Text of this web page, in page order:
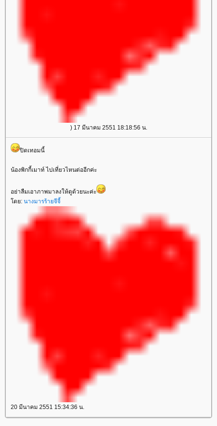
) 17 มีนาคม 2551 18:18:56 น.
ปิดเทอมนี้
น้องพิกกี้เมาท์ ไปเที่ยวไหนต่ออีกค่ะ
อย่าลืมเอาภาพมาลงให้ดูด้วยนะค่ะ
โดย: นางมารร้ายจีจี้
20 มีนาคม 2551 15:34:36 น.